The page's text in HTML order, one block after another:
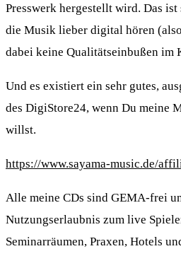
Presswerk hergestellt wird. Das
die Musik lieber digital hören
dabei keine Qualitätseinbußen im
Und es existiert ein sehr gutes,
des DigiStore24, wenn Du meine
willst.
https://www.sayama-music.de/
Alle meine CDs sind GEMA-frei
Nutzungserlaubnis zum live
Seminarräumen, Praxen, Hotels